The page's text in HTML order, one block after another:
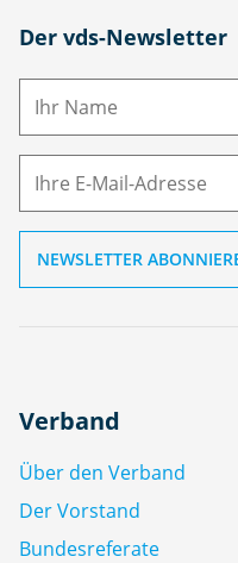
Der vds-Newsletter
N
M
Verband
Über den Verband
Der Vorstand
Bundesreferate